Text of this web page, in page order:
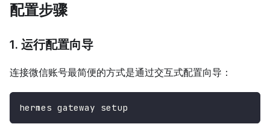
配置步骤
1. 运行配置向导
连接微信账号最简便的方式是通过交互式配置向导：
hermes gateway setup